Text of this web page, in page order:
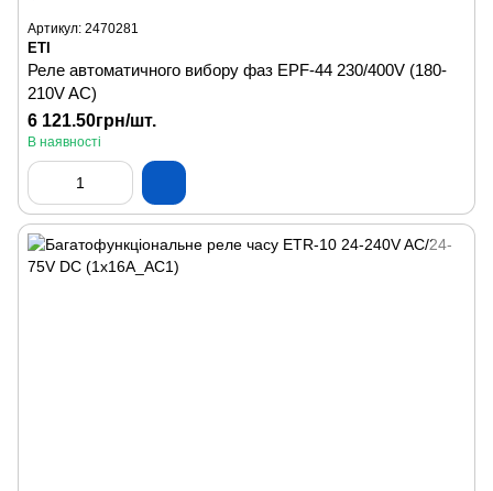
Артикул: 2470281
ETI
Реле автоматичного вибору фаз EPF-44 230/400V (180-
210V AC)
6 121.50грн/шт.
В наявності